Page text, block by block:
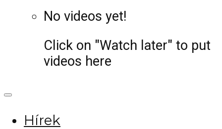
No videos yet!
Click on "Watch later" to put
videos here
Hírek